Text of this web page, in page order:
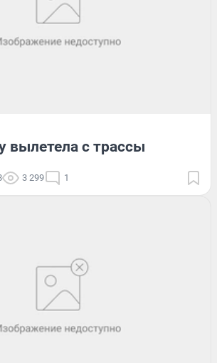
вылетела с трассы
3 299 1